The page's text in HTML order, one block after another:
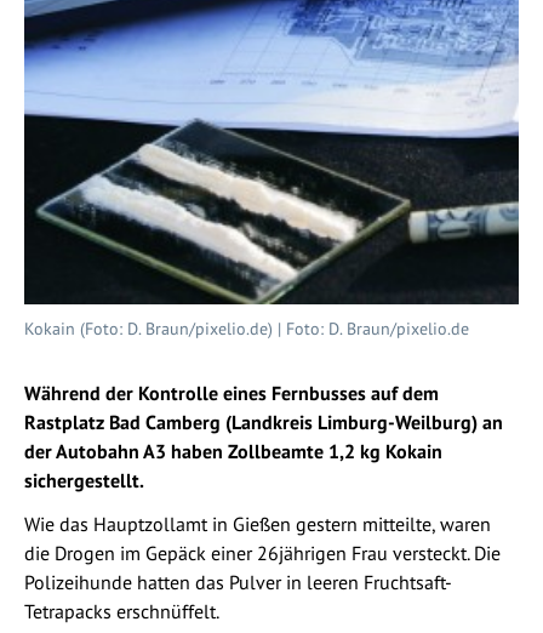
Kokain (Foto: D. Braun/pixelio.de) | Foto: D. Braun/pixelio.de
Während der Kontrolle eines Fernbusses auf dem
Rastplatz Bad Camberg (Landkreis Limburg-Weilburg) an
der Autobahn A3 haben Zollbeamte 1,2 kg Kokain
sichergestellt.
Wie das Hauptzollamt in Gießen gestern mitteilte, waren
die Drogen im Gepäck einer 26jährigen Frau versteckt. Die
Polizeihunde hatten das Pulver in leeren Fruchtsaft-
Tetrapacks erschnüffelt.